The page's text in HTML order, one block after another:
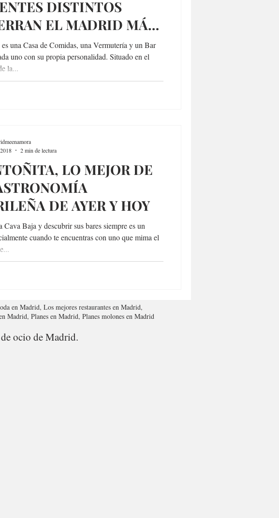
DISTINTOS
EL MADRID MÁS
VERSIÓN SIGLO XXI
una Casa de Comidas, una Vermutería y un Bar
uno con su propia personalidad. Situado en el
la...
LO MEJOR DE
DE AYER Y HOY
Cava Baja y descubrir sus bares siempre es un
cuando te encuentras con uno que mima el
2 min de lectura
en Madrid, Los mejores restaurantes en Madrid,
Madrid, Planes en Madrid, Planes molones en Madrid
ocio de Madrid.